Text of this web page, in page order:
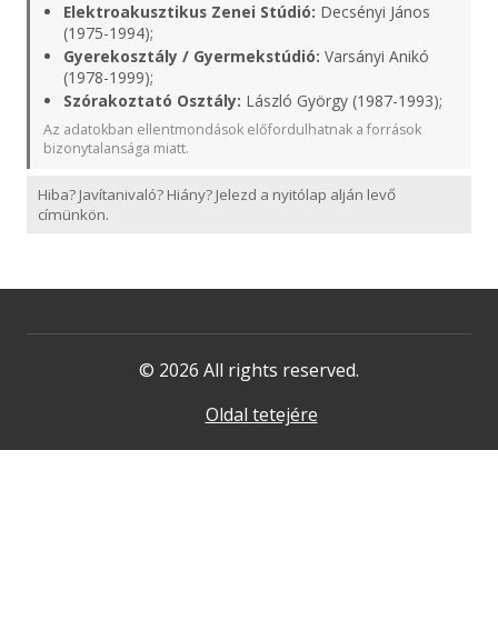
Elektroakusztikus Zenei Stúdió: Decsényi János
(1975-1994);
Gyerekosztály / Gyermekstúdió: Varsányi Anikó
(1978-1999);
Szórakoztató Osztály: László György (1987-1993);
Az adatokban ellentmondások előfordulhatnak a források
bizonytalansága miatt.
Hiba? Javítanivaló? Hiány? Jelezd a nyitólap alján levő
címünkön.
© 2026 All rights reserved.
Oldal tetejére